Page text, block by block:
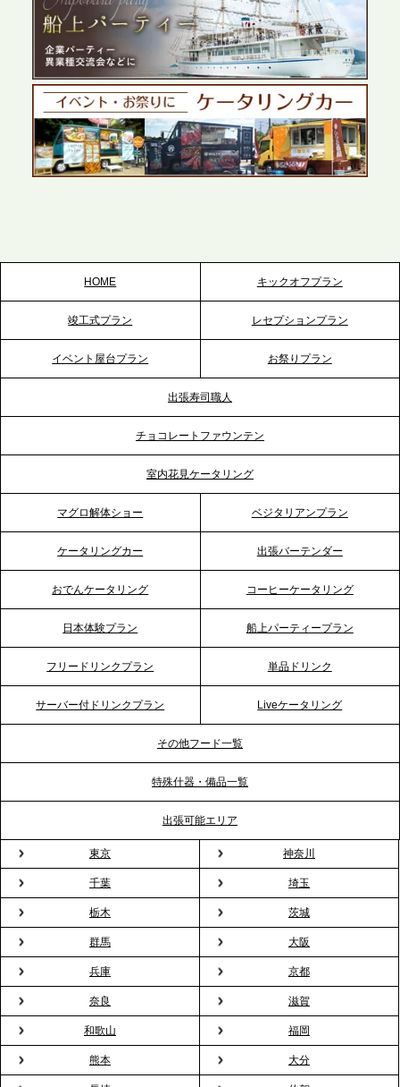
2026.5.27
プレスリリースのご案内｜ケータリングのセカンド
テーブル、千葉本社を新設。幕張・舞浜の大型イベ
ントから主要都市の社内懇親会まで、現地拠点を活
かしたスムーズな対応を展開
2026.5.22
2026.5.20
プレスリリースのご案内｜ケータリングのセカンド
2026.5.12
プレスリリースのご案内｜ケータリングのセカンド
2026.4.21
プレスリリースのご案内｜「温かな食」が会話のス
イッチに。新入社員研修で《食体験としてのケータ
プレスリリースのご案内｜ケータリングのセカンド
テーブル、横浜事務所を新設。神奈川エリアのサー
ビス提供体制を強化し、質の高い「場づくり」をサ
TBS「Nスタ」で、2ndTable「1DISH」の花見オー
ドブルが紹介されました
2026.3.23
プレスリリースのご案内｜入社式の“そのまま懇親
会”が企業で広がる。 新入社員の交流を支える『オフ
ィスケータリング』という新しい活用法
2026.3.20
NHK「ニュースウオッチ9」で、2ndTable「室内花
見」が紹介されました
HOME キックオフプラン
竣工式プラン レセプションプラン
イベント屋台プラン お祭りプラン
出張寿司職人
チョコレートファウンテン
室内花見ケータリング
マグロ解体ショー ベジタリアンプラン
ケータリングカー 出張バーテンダー
おでんケータリング コーヒーケータリング
日本体験プラン 船上パーティープラン
フリードリンクプラン 単品ドリンク
サーバー付ドリンクプラン Liveケータリング
その他フード一覧
特殊什器・備品一覧
出張可能エリア
東京 神奈川
千葉 埼玉
栃木 茨城
群馬 大阪
兵庫 京都
奈良 滋賀
和歌山 福岡
熊本 大分